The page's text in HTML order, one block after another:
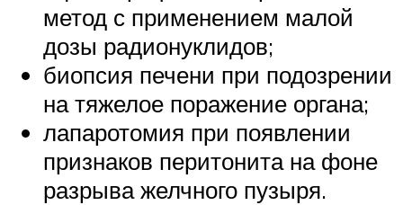
метод с применением малой
дозы радионуклидов;
биопсия печени при подозрении
на тяжелое поражение органа;
лапаротомия при появлении
признаков перитонита на фоне
разрыва желчного пузыря.